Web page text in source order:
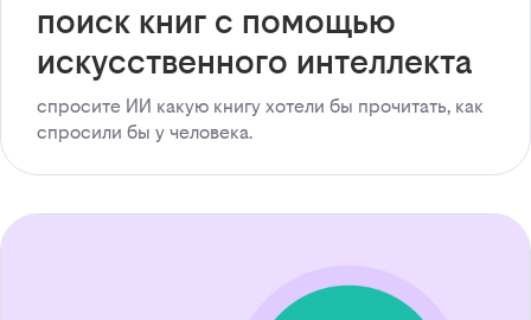
поиск книг с помощью
искусственного интеллекта
спросите ИИ какую книгу хотели бы прочитать, как
спросили бы у человека.